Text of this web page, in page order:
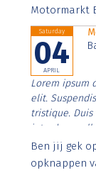
Motormarkt
Saturday
04
APRIL
Lorem ipsum
elit.
tristique.
interdum
Aenean
imperdiet.
Ben jij gek
opknappen